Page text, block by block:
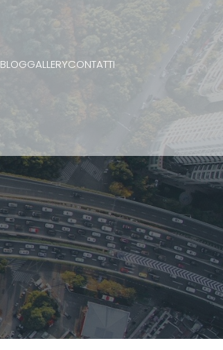
BLOGGALLERYCONTATTI